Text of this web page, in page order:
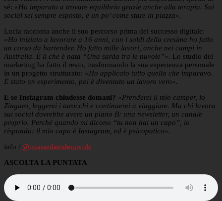
sé: «Ho imparato a trovare equilibrio grazie anche alla terapia. Sui
social sei sempre esposto, è un po’ come stare in piazza».
Lucia racconta anche il suo percorso prima del successo digitale:
«Ho iniziato a lavorare a 16 anni, con i soldi della cresima ho fatto
un corso da bartender. Ho fatto mille lavori, anche nei campi in
Australia. È lì che è nata “Una sarda tra le nuvole”». Lo studio del
marketing ha fatto il resto, trasformando la sua esperienza personale
in un progetto strutturato: «Ho applicato tutto quello che imparavo.
È stato un esperimento, poi è diventato un lavoro vero».
E se Instagram chiudesse domani? «Prenderei il mio camper, lo
Zingaro, leggerei i tarocchi e continuerei a viaggiare. Ma chi lavora
sui social dovrebbe avere un piano B: una newsletter, un canale
proprio. Perché quando mi dicono “tu non hai un capo”, io
rispondo: il mio capo è Instagram, ed è psicopatico».
info / @unasardatralenuvole
ASCOLTA LA PUNTATA